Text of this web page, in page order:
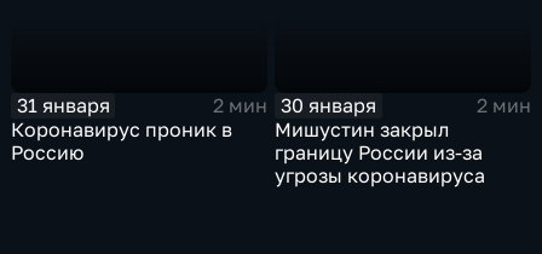
31 января
2 мин
Коронавирус проник в
Россию
30 января
2 мин
Мишустин закрыл
границу России из-за
угрозы коронавируса